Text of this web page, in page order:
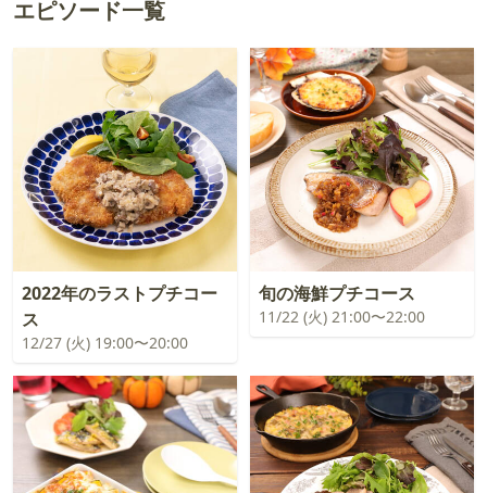
エピソード一覧
2022年のラストプチコー
ス
12/27 (火) 19:00〜20:00
旬の海鮮プチコース
11/22 (火) 21:00〜22:00